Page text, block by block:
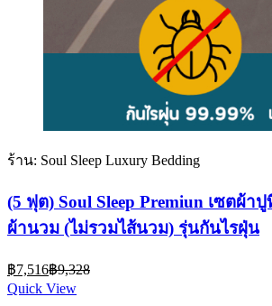
ร้าน: Soul Sleep Luxury Bedding
(5 ฟุต) Soul Sleep Premiun เซตผ้า
ผ้านวม (ไม่รวมไส้นวม) รุ่นกันไรฝุ่น
฿7,516Current
price
is:
฿9,328
Quick View